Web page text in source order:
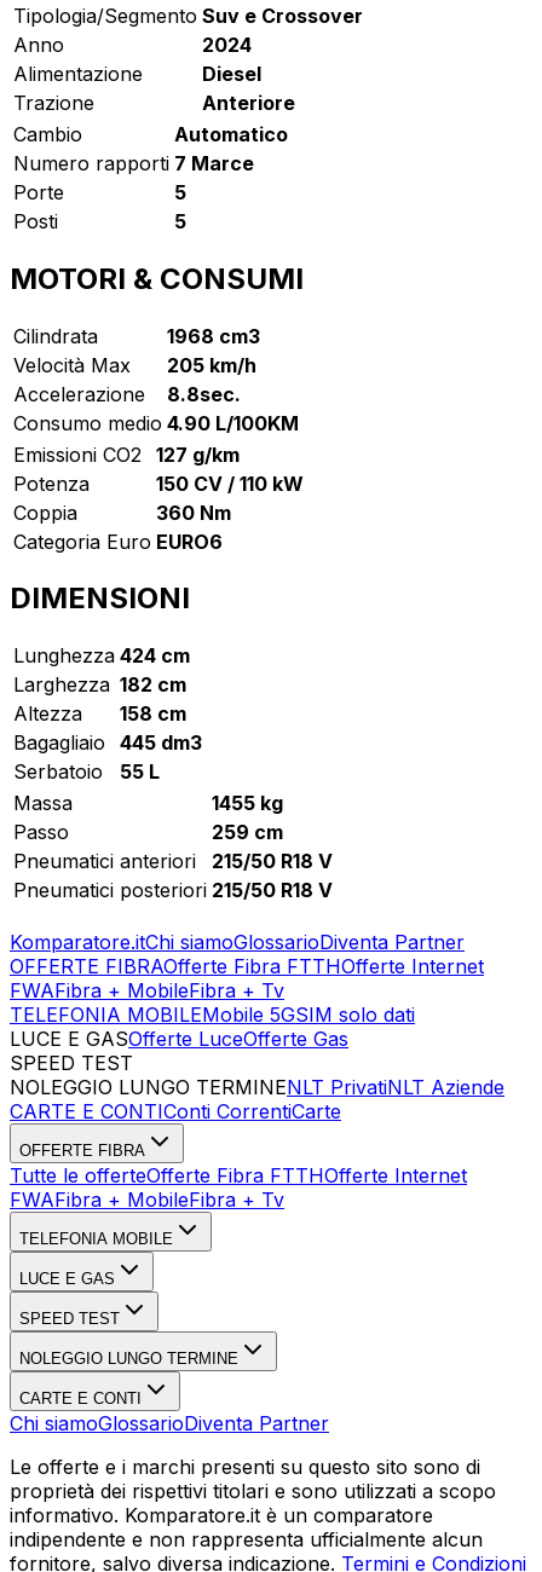
Tipologia/Segmento Suv e Crossover
Anno
2024
Alimentazione
Diesel
Trazione
Anteriore
Cambio
Automatico
Numero rapporti 7 Marce
Porte
5
Posti
5
MOTORI & CONSUMI
Cilindrata
1968 cm3
Velocità Max
205 km/h
Accelerazione
8.8sec.
Consumo medio 4.90 L/100KM
Emissioni CO2
127 g/km
Potenza
150 CV / 110 kW
Coppia
360 Nm
Categoria Euro EURO6
DIMENSIONI
Lunghezza 424 cm
Larghezza 182 cm
Altezza
158 cm
Bagagliaio
445 dm3
Serbatoio
55 L
Massa
1455 kg
Passo
259 cm
Pneumatici anteriori
215/50 R18 V
Pneumatici posteriori 215/50 R18 V
Komparatore.itChi siamoGlossarioDiventa Partner
OFFERTE FIBRAOfferte Fibra FTTHOfferte Internet
FWAFibra + MobileFibra + Tv
TELEFONIA MOBILEMobile 5GSIM solo dati
LUCE E GASOfferte LuceOfferte Gas
SPEED TEST
NOLEGGIO LUNGO TERMINENLT PrivatiNLT Aziende
CARTE E CONTIConti CorrentiCarte
OFFERTE FIBRA
Tutte le offerteOfferte Fibra FTTHOfferte Internet
FWAFibra + MobileFibra + Tv
TELEFONIA MOBILE
LUCE E GAS
SPEED TEST
NOLEGGIO LUNGO TERMINE
CARTE E CONTI
Chi siamoGlossarioDiventa Partner
Le offerte e i marchi presenti su questo sito sono di
proprietà dei rispettivi titolari e sono utilizzati a scopo
informativo. Komparatore.it è un comparatore
indipendente e non rappresenta ufficialmente alcun
fornitore, salvo diversa indicazione. Termini e Condizioni